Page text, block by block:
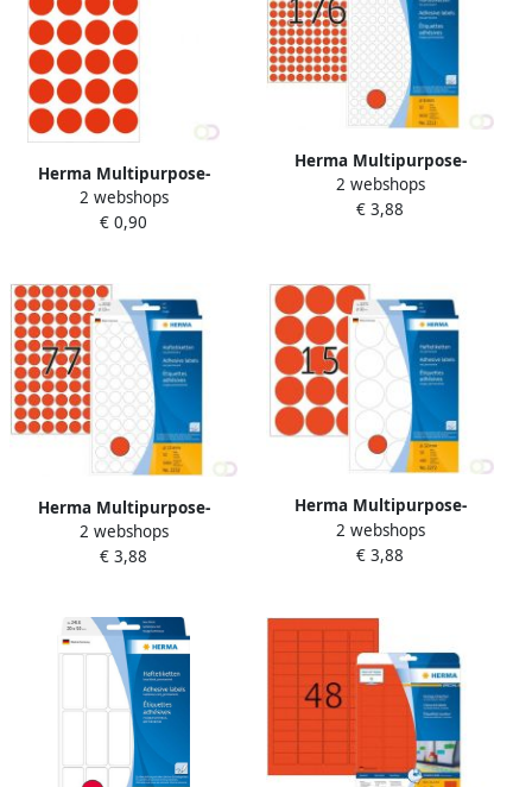
Herma Multipurpose-
etiketten Ã 19 mm rond
fluor rood permanent
2 webshops
€ 0,90
Herma Multipurpose-
etiketten Ã 8 mm rond rood
permanent hechtend om
2 webshops
€ 3,88
Herma Multipurpose-
etiketten Ã 13 mm rond
rood permanent hechtend
2 webshops
€ 3,88
Herma Multipurpose-
etiketten Ã 32 mm rond
rood permanent hechtend
2 webshops
€ 3,88